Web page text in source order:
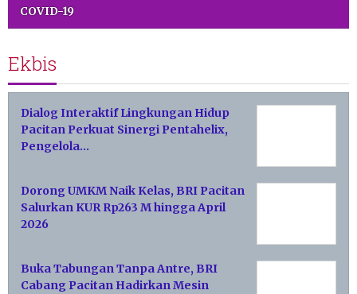
COVID-19
Ekbis
Dialog Interaktif Lingkungan Hidup
Pacitan Perkuat Sinergi Pentahelix,
Pengelola…
Dorong UMKM Naik Kelas, BRI Pacitan
Salurkan KUR Rp263 M hingga April
2026
Buka Tabungan Tanpa Antre, BRI
Cabang Pacitan Hadirkan Mesin